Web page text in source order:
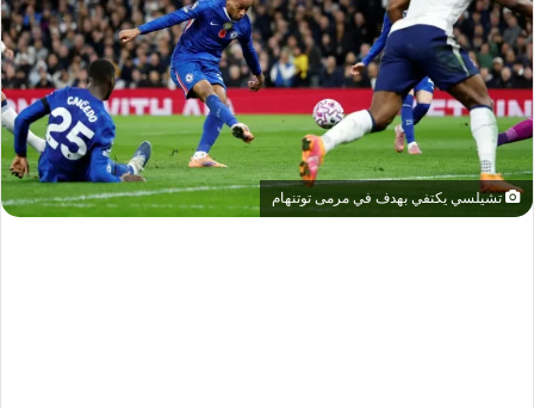
تشيلسي يكتفي بهدف في مرمى توتنهام